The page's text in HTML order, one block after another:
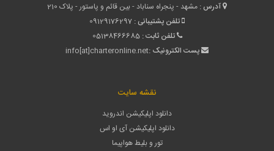
آدرس : مشهد - پنجراه سناباد - بین قائم و پاستور - پلاک 210
تلفن پشتیبانی : 09129176297
تلفن ثابت : 05138466685
پست الکترونیک :info[at]charteronline.net
نقشه سایت
دانلود اپلیکیشن اندروید
دانلود اپلیکیشن آی او اس
تور و بلیط هواپیما